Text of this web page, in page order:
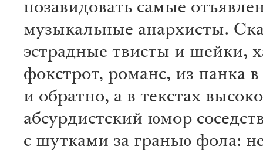
позавидовать самые
музыкальные анархисты.
эстрадные твисты и шейки,
фокстрот, романс, из панка
и обратно, а в текстах
абсурдистский юмор
с шутками за гранью фола: